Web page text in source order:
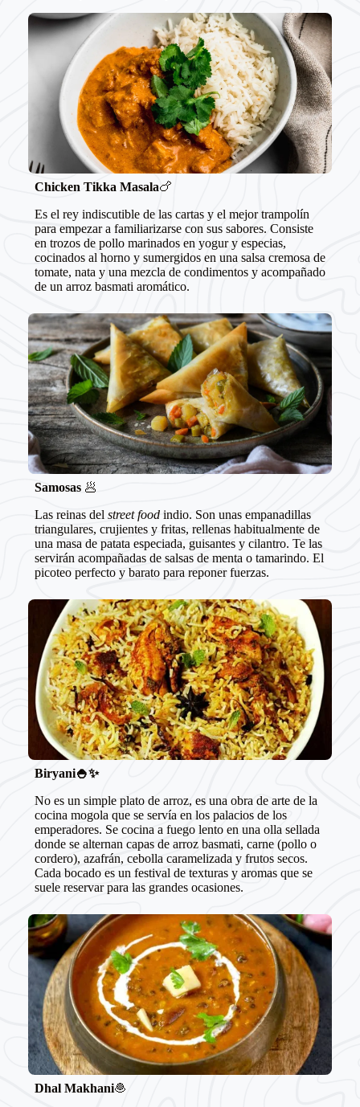
Chicken Tikka Masala🍗
Es el rey indiscutible de las cartas y el mejor trampolín
para empezar a familiarizarse con sus sabores. Consiste
en trozos de pollo marinados en yogur y especias,
cocinados al horno y sumergidos en una salsa cremosa de
tomate, nata y una mezcla de condimentos y acompañado
de un arroz basmati aromático.
Samosas🥟
Las reinas del street foodindio. Son unas empanadillas
triangulares, crujientes y fritas, rellenas habitualmente de
una masa de patata especiada, guisantes y cilantro. Te las
servirán acompañadas de salsas de menta o tamarindo. El
picoteo perfecto y barato para reponer fuerzas.
Biryani🍚✨
No es un simple plato de arroz, es una obra de arte de la
cocina mogola que se servía en los palacios de los
emperadores. Se cocina a fuego lento en una olla sellada
donde se alternan capas de arroz basmati, carne (pollo o
cordero), azafrán, cebolla caramelizada y frutos secos.
Cada bocado es un festival de texturas y aromas que se
suele reservar para las grandes ocasiones.
Dhal Makhani🧆